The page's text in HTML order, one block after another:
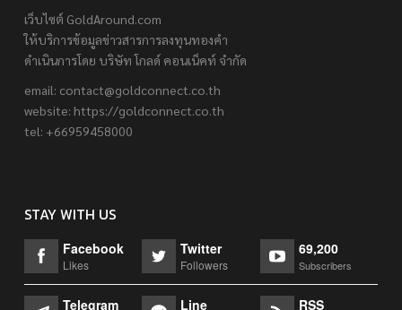
เว็บไซต์ GoldAround.com
ให้บริการข้อมูลข่าวสารการลงทุนทองคำ
ดำเนินการโดย บริษัท โกลด์ คอนเน็คท์ จำกัด
email: contact@goldconnect.co.th
website: https://goldconnect.co.th
tel: +66959458000
STAY WITH US
Facebook
Likes
Twitter
Followers
69,200
Subscribers
Telegram Line RSS